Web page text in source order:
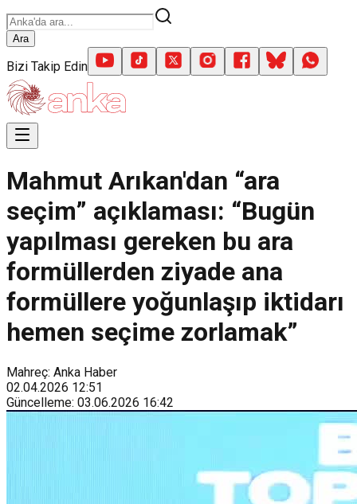
Ara
Bizi Takip Edin
Mahmut Arıkan'dan “ara
seçim” açıklaması: “Bugün
yapılması gereken bu ara
formüllerden ziyade ana
formüllere yoğunlaşıp iktidarı
hemen seçime zorlamak”
Mahreç: Anka Haber
02.04.2026 12:51
Güncelleme: 03.06.2026 16:42